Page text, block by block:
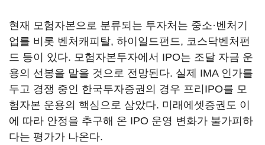
현재 모험자본으로 분류되는 투자처는 중소·벤처기
업를 비롯 벤처캐피탈, 하이일드펀드, 코스닥벤처펀
드 등이 있다. 모험자본투자에서 IPO는 조달 자금 운
용의 선봉을 맡을 것으로 전망된다. 실제 IMA 인가를
두고 경쟁 중인 한국투자증권의 경우 프리IPO를 모
험자본 운용의 핵심으로 삼았다. 미래에셋증권도 이
에 따라 안정을 추구해 온 IPO 운영 변화가 불가피하
다는 평가가 나온다.